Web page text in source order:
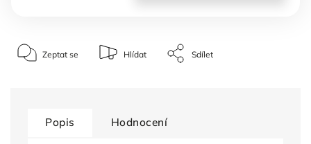
Zeptat se Hlídat Sdílet
Popis Hodnocení